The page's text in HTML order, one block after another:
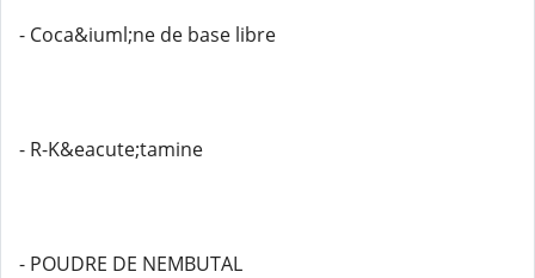
- Coca&iuml;ne de base libre
- R-K&eacute;tamine
- POUDRE DE NEMBUTAL